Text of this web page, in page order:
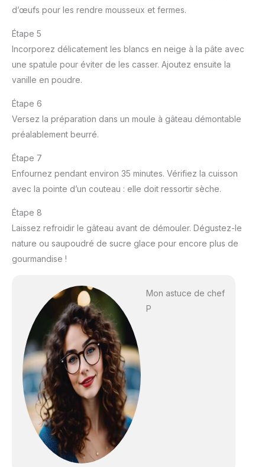
d’œufs pour les rendre mousseux et fermes.
Étape 5
Incorporez délicatement les blancs en neige à la pâte avec
une spatule pour éviter de les casser. Ajoutez ensuite la
vanille en poudre.
Étape 6
Versez la préparation dans un moule à gâteau démontable
préalablement beurré.
Étape 7
Enfournez pendant environ 35 minutes. Vérifiez la cuisson
avec la pointe d’un couteau : elle doit ressortir sèche.
Étape 8
Laissez refroidir le gâteau avant de démouler. Dégustez-le
nature ou saupoudré de sucre glace pour encore plus de
gourmandise !
Mon astuce de chef
P